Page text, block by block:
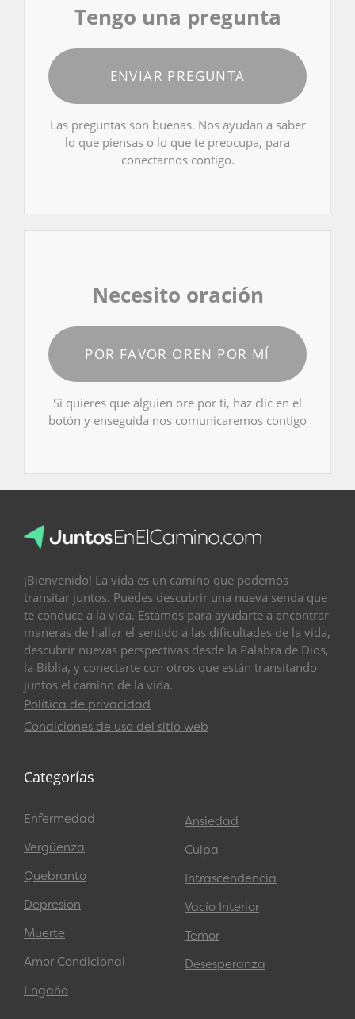
Tengo una pregunta
ENVIAR PREGUNTA
Las preguntas son buenas. Nos ayudan a saber
lo que piensas o lo que te preocupa, para
conectarnos contigo.
Necesito oración
POR FAVOR OREN POR MÍ
Si quieres que alguien ore por ti, haz clic en el
botón y enseguida nos comunicaremos contigo
¡Bienvenido! La vida es un camino que podemos
transitar juntos. Puedes descubrir una nueva senda que
te conduce a la vida. Estamos para ayudarte a encontrar
maneras de hallar el sentido a las dificultades de la vida,
descubrir nuevas perspectivas desde la Palabra de Dios,
la Biblia, y conectarte con otros que están transitando
juntos el camino de la vida.
Política de privacidad
Condiciones de uso del sitio web
Categorías
Enfermedad
Vergüenza
Quebranto
Depresión
Muerte
Amor Condicional
Engaño
Ansiedad
Culpa
Intrascendencia
Vacío Interior
Temor
Desesperanza